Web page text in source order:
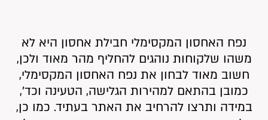
נפח האחסון המקסימלי חבילת אחסון היא לא
משהו שלקוחות נוהגים להחליף מהר מאוד ולכן,
חשוב מאוד לבחון את נפח האחסון המקסימלי,
כמובן בהתאם למהירות הגלישה, הטעינה וכד’,
במידה ותרצו להרחיב את האתר בעתיד. כמו כן,